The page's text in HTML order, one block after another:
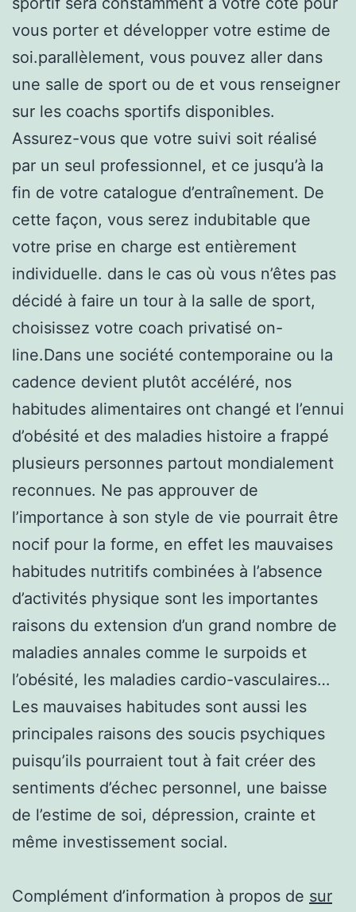
vous porter et développer votre estime de
soi.parallèlement, vous pouvez aller dans
une salle de sport ou de et vous renseigner
sur les coachs sportifs disponibles.
Assurez-vous que votre suivi soit réalisé
par un seul professionnel, et ce jusqu’à la
fin de votre catalogue d’entraînement. De
cette façon, vous serez indubitable que
votre prise en charge est entièrement
individuelle. dans le cas où vous n’êtes pas
décidé à faire un tour à la salle de sport,
choisissez votre coach privatisé on-
line.Dans une société contemporaine ou la
cadence devient plutôt accéléré, nos
habitudes alimentaires ont changé et l’ennui
d’obésité et des maladies histoire a frappé
plusieurs personnes partout mondialement
reconnues. Ne pas approuver de
l’importance à son style de vie pourrait être
nocif pour la forme, en effet les mauvaises
habitudes nutritifs combinées à l’absence
d’activités physique sont les importantes
raisons du extension d’un grand nombre de
maladies annales comme le surpoids et
l’obésité, les maladies cardio-vasculaires…
Les mauvaises habitudes sont aussi les
principales raisons des soucis psychiques
puisqu’ils pourraient tout à fait créer des
sentiments d’échec personnel, une baisse
de l’estime de soi, dépression, crainte et
même investissement social.
Complément d’information à propos de sur